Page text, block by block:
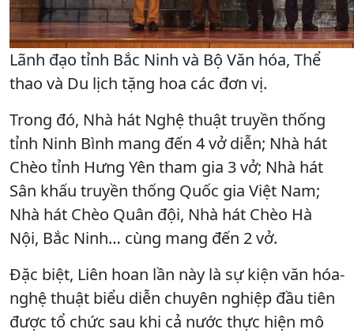
Lãnh đạo tỉnh Bắc Ninh và Bộ Văn hóa, Thể
thao và Du lịch tặng hoa các đơn vị.
Trong đó, Nhà hát Nghệ thuật truyền thống
tỉnh Ninh Bình mang đến 4 vở diễn; Nhà hát
Chèo tỉnh Hưng Yên tham gia 3 vở; Nhà hát
Sân khấu truyền thống Quốc gia Việt Nam;
Nhà hát Chèo Quân đội, Nhà hát Chèo Hà
Nội, Bắc Ninh… cùng mang đến 2 vở.
Đặc biệt, Liên hoan lần này là sự kiện văn hóa-
nghệ thuật biểu diễn chuyên nghiệp đầu tiên
được tổ chức sau khi cả nước thực hiện mô